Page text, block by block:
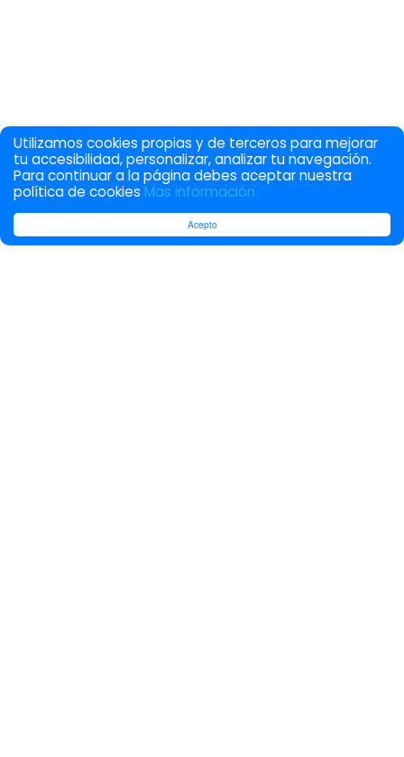
Acepto
Utilizamos cookies propias y de terceros para mejorar
tu accesibilidad, personalizar, analizar tu navegación.
Para continuar a la página debes aceptar nuestra
política de cookies Mas información